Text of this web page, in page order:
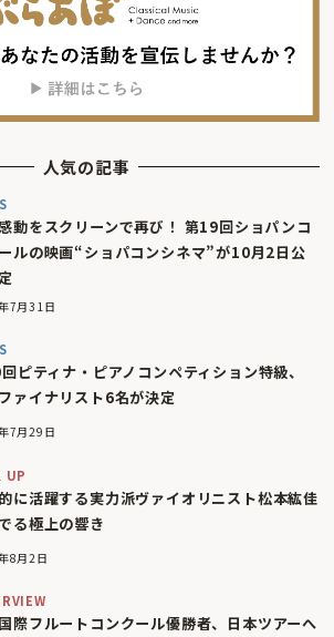
人気の記事
動をスクリーンで再び！ 第19回ショパンコ
ルの映画“ショパコンシネマ”が10月2日公
7月31日
ピティナ・ピアノコンペティション特級、
ァイナリスト6名が決定
7月29日
UP
に活躍する実力派ヴァイオリニスト松本紘佳
る極上の響き
8月2日
際フルートコンクール優勝者、日本ツアーへ